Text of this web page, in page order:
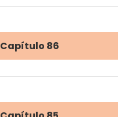
Capítulo 86